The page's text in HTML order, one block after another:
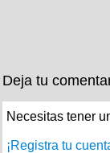
Deja tu
Necesitas tener
¡Registra tu